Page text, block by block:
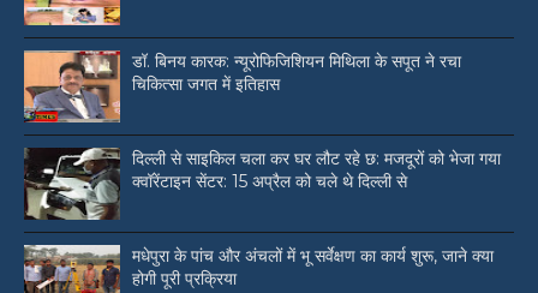
डॉ. बिनय कारक: न्यूरोफिजिशियन मिथिला के सपूत ने रचा
चिकित्सा जगत में इतिहास
दिल्ली से साइकिल चला कर घर लौट रहे छ: मजदूरों को भेजा गया
क्वॉरेंटाइन सेंटर: 15 अप्रैल को चले थे दिल्ली से
मधेपुरा के पांच और अंचलों में भू सर्वेक्षण का कार्य शुरू, जाने क्या
होगी पूरी प्रक्रिया